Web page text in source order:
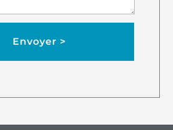
Envoyer >